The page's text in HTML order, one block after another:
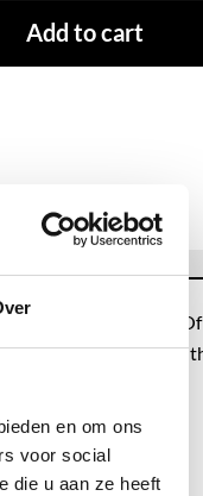
en om ons
voor social
die u aan ze heeft
Add to cart
coolest neck party?
The hearts and